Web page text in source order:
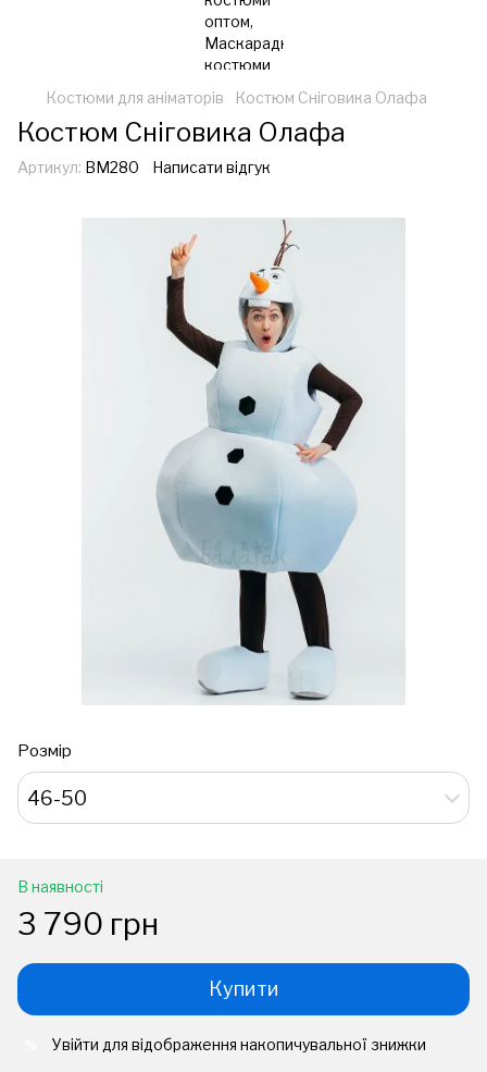
Костюми для аніматорів Костюм Сніговика Олафа
Костюм Сніговика Олафа
Артикул: ВМ280 Написати відгук
Розмір
46-50
В наявності
3 790 грн
Купити
Увійти для відображення накопичувальної знижки